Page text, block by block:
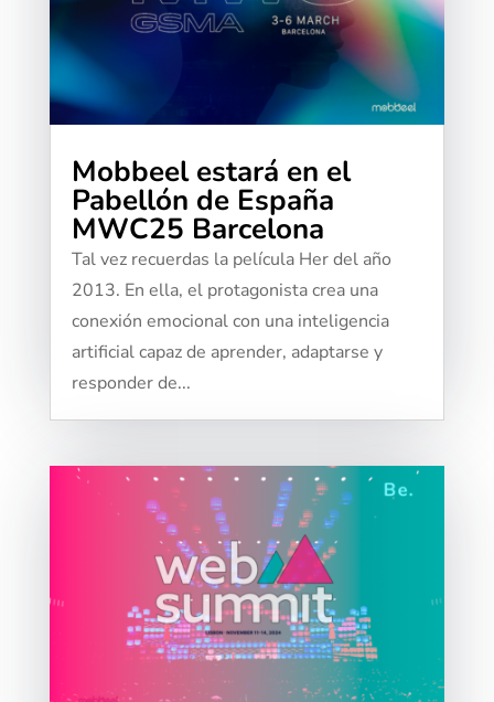
Mobbeel estará en el
Pabellón de España
MWC25 Barcelona
Tal vez recuerdas la película Her del año
2013. En ella, el protagonista crea una
conexión emocional con una inteligencia
artificial capaz de aprender, adaptarse y
responder de...